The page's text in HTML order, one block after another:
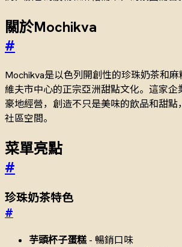
關於Mochikva
#
Mochikva是以色列開創性的珍珠奶茶和
維夫市中心的正宗亞洲甜點文化。這家企
豪地經營，創造不只是美味的飲品和甜點
社區空間。
菜單亮點
#
珍珠奶茶特色
#
芋頭杯子蛋糕 - 暢銷口味